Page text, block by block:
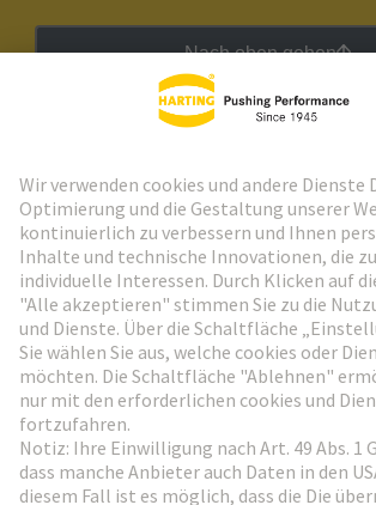
Nach oben gehen
Weiter zur Anmeldung
Social Media